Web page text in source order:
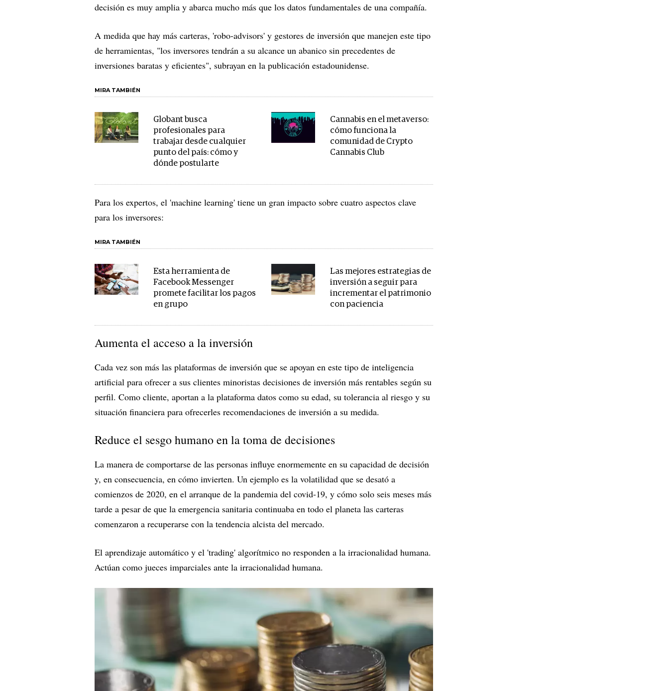
decisión es muy amplia y abarca mucho más que los datos fundamentales de una compañía.
A medida que hay más carteras, 'robo-advisors' y gestores de inversión que manejen este tipo
de herramientas, "los inversores tendrán a su alcance un abanico sin precedentes de
inversiones baratas y eficientes", subrayan en la publicación estadounidense.
MIRA TAMBIÉN
Globant busca
profesionales para
trabajar desde cualquier
punto del país: cómo y
dónde postularte
Cannabis en el metaverso:
cómo funciona la
comunidad de Crypto
Cannabis Club
Para los expertos, el 'machine learning' tiene un gran impacto sobre cuatro aspectos clave
para los inversores:
MIRA TAMBIÉN
Esta herramienta de
Facebook Messenger
promete facilitar los pagos
en grupo
Las mejores estrategias de
inversión a seguir para
incrementar el patrimonio
con paciencia
Aumenta el acceso a la inversión
Cada vez son más las plataformas de inversión que se apoyan en este tipo de inteligencia
artificial para ofrecer a sus clientes minoristas decisiones de inversión más rentables según su
perfil. Como cliente, aportan a la plataforma datos como su edad, su tolerancia al riesgo y su
situación financiera para ofrecerles recomendaciones de inversión a su medida.
Reduce el sesgo humano en la toma de decisiones
La manera de comportarse de las personas influye enormemente en su capacidad de decisión
y, en consecuencia, en cómo invierten. Un ejemplo es la volatilidad que se desató a
comienzos de 2020, en el arranque de la pandemia del covid-19, y cómo solo seis meses más
tarde a pesar de que la emergencia sanitaria continuaba en todo el planeta las carteras
comenzaron a recuperarse con la tendencia alcista del mercado.
El aprendizaje automático y el 'trading' algorítmico no responden a la irracionalidad humana.
Actúan como jueces imparciales ante la irracionalidad humana.